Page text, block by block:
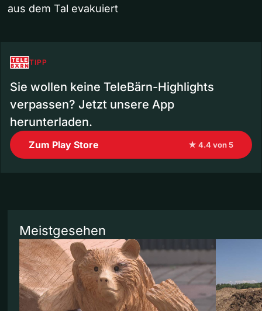
aus dem Tal evakuiert
TIPP
Sie wollen keine TeleBärn-Highlights
verpassen? Jetzt unsere App
herunterladen.
Zum Play Store ★ 4.4 von 5
Meistgesehen